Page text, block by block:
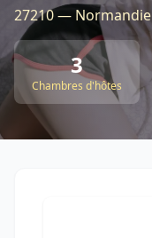
27210 — Normandie
3
Chambres d'hôtes